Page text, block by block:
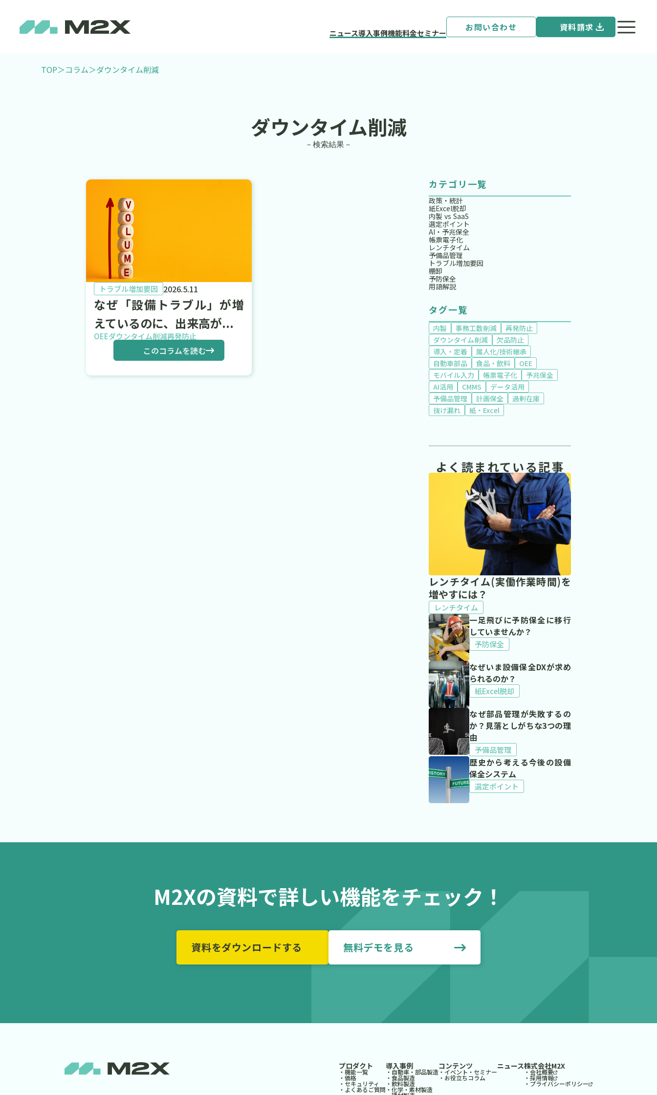
ニュース導入事例機能料金セミナー お問い合わせ 資料請求
TOP＞コラム＞ダウンタイム削減
ダウンタイム削減
－検索結果－
トラブル増加要因 2026.5.11
なぜ「設備トラブル」が増
えているのに、出来高が...
OEEダウンタイム削減再発防止
このコラムを読む
カテゴリ一覧
政策・統計
紙Excel脱却
内製 vs SaaS
選定ポイント
AI・予兆保全
帳票電子化
レンチタイム
予備品管理
トラブル増加要因
棚卸
予防保全
用語解説
タグ一覧
内製 事務工数削減
再発防止
ダウンタイム削減
欠品防止
導入・定着
属人化/技術継承
自動車部品
食品・飲料
OEE
モバイル入力
帳票電子化
予兆保全
AI活用
CMMS
データ活用
予備品管理
計画保全
過剰在庫
抜け漏れ
紙・Excel
よく読まれている記事
レンチタイム(実働作業時間)を
増やすには？
レンチタイム
一足飛びに予防保全に移行
していませんか？
予防保全
なぜいま設備保全DXが求め
られるのか？
紙Excel脱却
なぜ部品管理が失敗するの
か？見落としがちな3つの理
由
予備品管理
歴史から考える今後の設備
保全システム
選定ポイント
M2Xの資料で詳しい機能をチェック！
資料をダウンロードする 無料デモを見る
プロダクト
・機能一覧
・価格
・セキュリティ
・よくあるご質問
導入事例
・自動車・部品製造
・食品製造
・飲料製造
・化学・素材製造
コンテンツ
・イベント・セミナー
・お役立ちコラム
ニュース株式会社M2X
・会社概要
・採用情報
・プライバシーポリシー